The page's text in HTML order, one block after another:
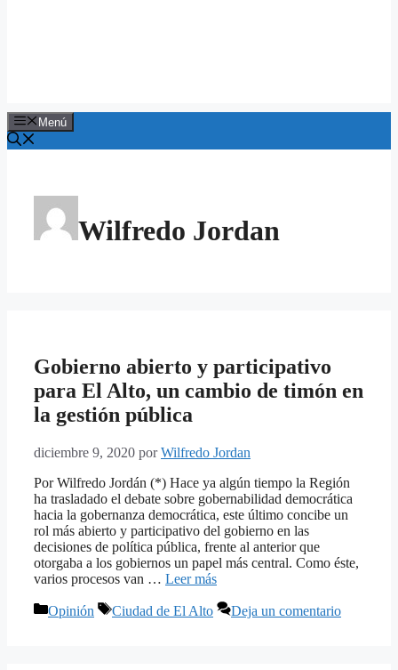
Menú
Wilfredo Jordan
Gobierno abierto y participativo
para El Alto, un cambio de timón en
la gestión pública
diciembre 9, 2020 porWilfredo Jordan
Por Wilfredo Jordán (*) Hace ya algún tiempo la Región
ha trasladado el debate sobre gobernabilidad democrática
hacia la gobernanza democrática, este último concibe un
rol más abierto y participativo del gobierno en las
decisiones de política pública, frente al anterior que
otorgaba a los gobiernos un papel más central. Como éste,
varios procesos van … Leer más
Categorías
Opinión Etiquetas
Ciudad de El Alto Deja un comentario